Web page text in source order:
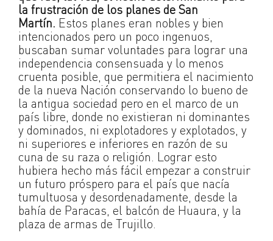
la frustración de los planes de San
Martín. Estos planes eran nobles y bien
intencionados pero un poco ingenuos,
buscaban sumar voluntades para lograr una
independencia consensuada y lo menos
cruenta posible, que permitiera el nacimiento
de la nueva Nación conservando lo bueno de
la antigua sociedad pero en el marco de un
país libre, donde no existieran ni dominantes
y dominados, ni explotadores y explotados, y
ni superiores e inferiores en razón de su
cuna de su raza o religión. Lograr esto
hubiera hecho más fácil empezar a construir
un futuro próspero para el país que nacía
tumultuosa y desordenadamente, desde la
bahía de Paracas, el balcón de Huaura, y la
plaza de armas de Trujillo.